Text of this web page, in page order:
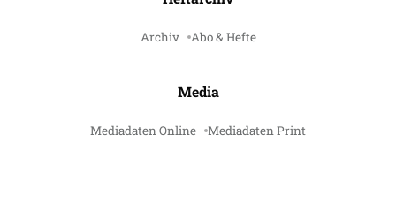
Archiv Abo & Hefte
Media
Mediadaten Online Mediadaten Print